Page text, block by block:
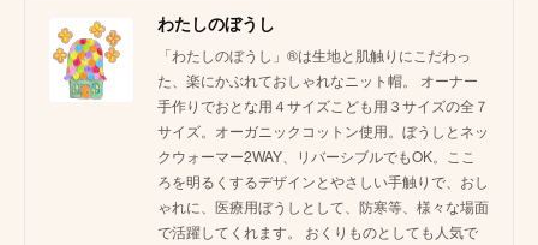
わたしのぼうし
「わたしのぼうし」®は生地と肌触りにこだわっ
た、楽にかぶれておしゃれなニット帽。 オーナー
手作りでおとな用４サイズこども用３サイズの全７
サイズ。オーガニックコットン使用。ぼうしとネッ
クウォーマー2WAY、リバーシブルでもOK。ここ
ろを明るくするデザインとやさしい手触りで、おし
ゃれに、医療用ぼうしとして、防寒等、様々な場面
で活躍してくれます。 おくりものとしても人気で